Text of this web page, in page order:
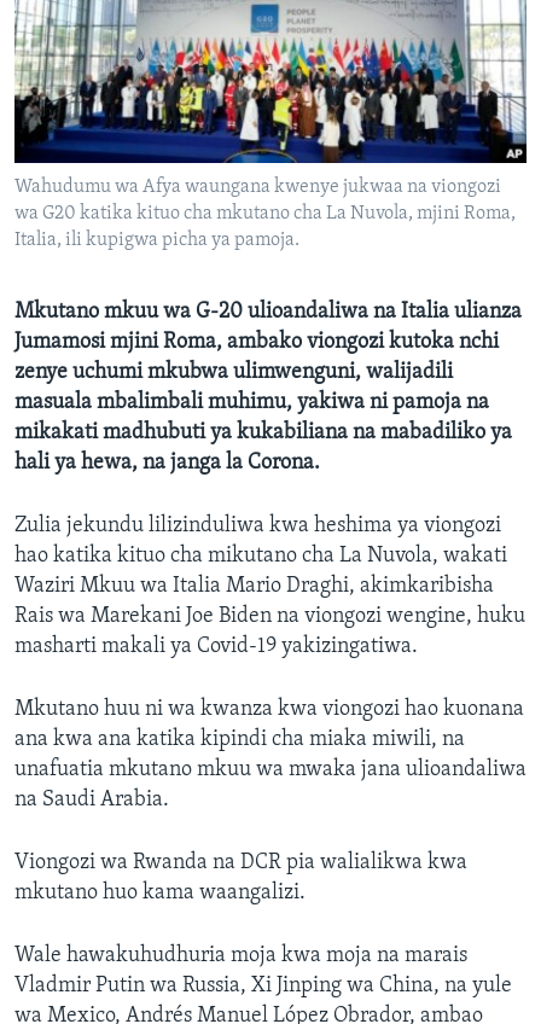
Wahudumu wa Afya waungana kwenye jukwaa na viongozi
wa G20 katika kituo cha mkutano cha La Nuvola, mjini Roma,
Italia, ili kupigwa picha ya pamoja.
Mkutano mkuu wa G-20 ulioandaliwa na Italia ulianza
Jumamosi mjini Roma, ambako viongozi kutoka nchi
zenye uchumi mkubwa ulimwenguni, walijadili
masuala mbalimbali muhimu, yakiwa ni pamoja na
mikakati madhubuti ya kukabiliana na mabadiliko ya
hali ya hewa, na janga la Corona.
Zulia jekundu lilizinduliwa kwa heshima ya viongozi
hao katika kituo cha mikutano cha La Nuvola, wakati
Waziri Mkuu wa Italia Mario Draghi, akimkaribisha
Rais wa Marekani Joe Biden na viongozi wengine, huku
masharti makali ya Covid-19 yakizingatiwa.
Mkutano huu ni wa kwanza kwa viongozi hao kuonana
ana kwa ana katika kipindi cha miaka miwili, na
unafuatia mkutano mkuu wa mwaka jana ulioandaliwa
na Saudi Arabia.
Viongozi wa Rwanda na DCR pia walialikwa kwa
mkutano huo kama waangalizi.
Wale hawakuhudhuria moja kwa moja na marais
Vladmir Putin wa Russia, Xi Jinping wa China, na yule
wa Mexico, Andrés Manuel López Obrador, ambao